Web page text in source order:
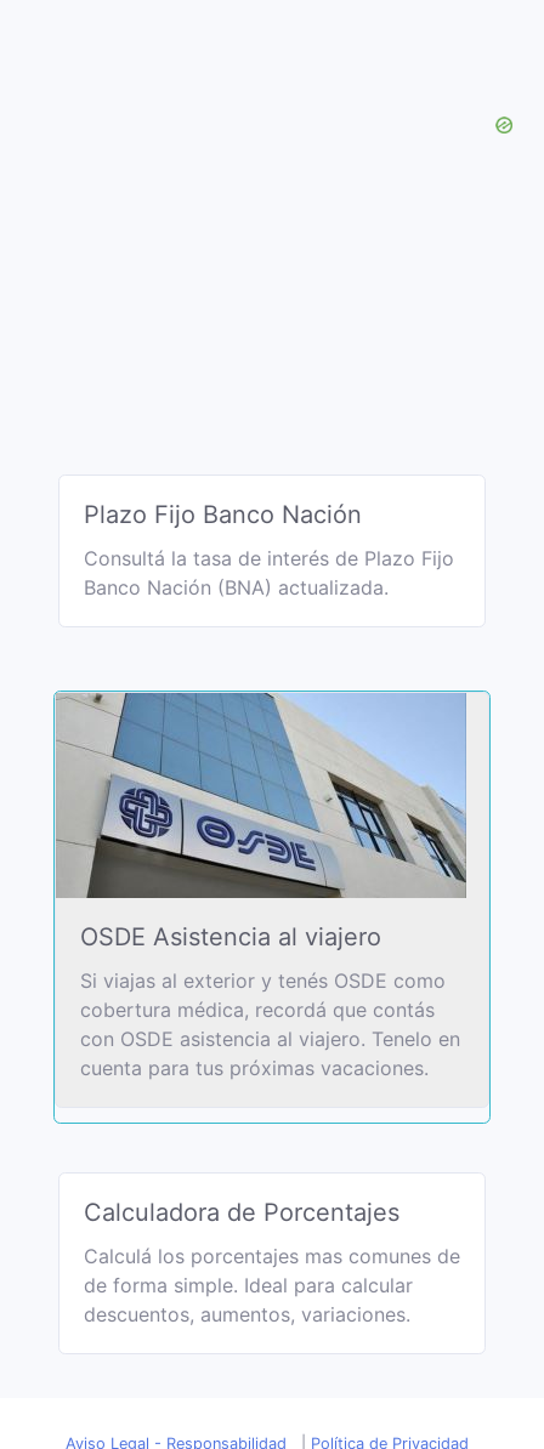
Plazo Fijo Banco Nación
Consultá la tasa de interés de Plazo Fijo
Banco Nación (BNA) actualizada.
OSDE Asistencia al viajero
Si viajas al exterior y tenés OSDE como
cobertura médica, recordá que contás
con OSDE asistencia al viajero. Tenelo en
cuenta para tus próximas vacaciones.
Calculadora de Porcentajes
Calculá los porcentajes mas comunes de
de forma simple. Ideal para calcular
descuentos, aumentos, variaciones.
Aviso Legal - Responsabilidad Política de Privacidad